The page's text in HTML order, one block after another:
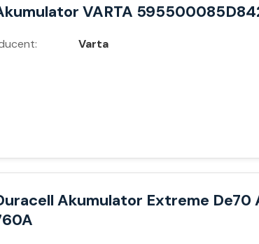
VARTA
Varta
Akumulator Extreme De70